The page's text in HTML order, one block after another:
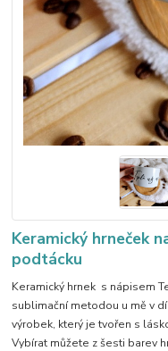
Keramický hrneček
podtácku
Keramický hrnek s nápisem
sublimační metodou u mě v
výrobek, který je tvořen s
Vybírat můžete z šesti barev